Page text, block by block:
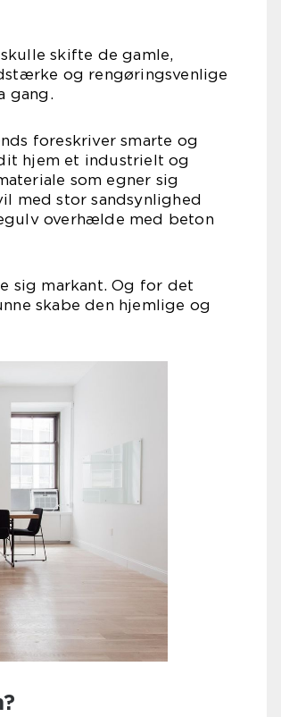
skifte de gamle,
og rengøringsvenlige
gang.
foreskriver smarte og
hjem et industrielt og
som egner sig
med stor sandsynlighed
overhælde med beton
sig markant. Og for det
skabe den hjemlige og